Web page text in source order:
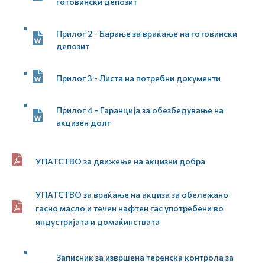
Прилог 2 - Барање за враќање на готовински
депозит
Прилог 3 - Листа на потребни документи
Прилог 4 - Гаранција за обезбедување на
акцизен долг
УПАТСТВО за движење на акцизни добра
УПАТСТВО за враќање на акциза за обележано
гасно масло и течен нафтен гас употребени во
индустријата и домаќинствата
Записник за извршена теренска контрола за